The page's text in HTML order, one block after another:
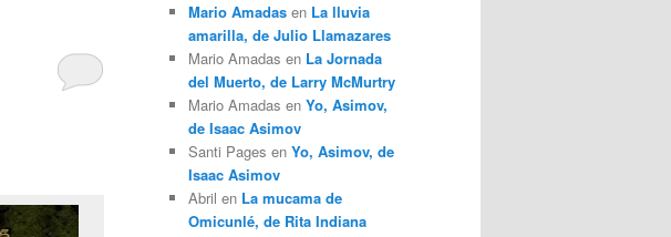
Mario Amadas en La lluvia
amarilla, de Julio Llamazares
Mario Amadas en La Jornada
del Muerto, de Larry McMurtry
Mario Amadas en Yo, Asimov,
de Isaac Asimov
Santi Pages en Yo, Asimov, de
Isaac Asimov
Abril en La mucama de
Omicunlé, de Rita Indiana